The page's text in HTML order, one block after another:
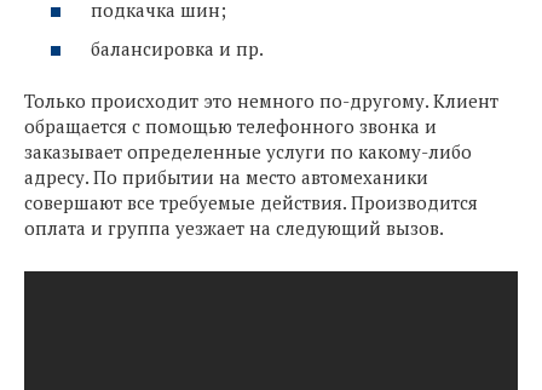
подкачка шин;
балансировка и пр.
Только происходит это немного по-другому. Клиент
обращается с помощью телефонного звонка и
заказывает определенные услуги по какому-либо
адресу. По прибытии на место автомеханики
совершают все требуемые действия. Производится
оплата и группа уезжает на следующий вызов.